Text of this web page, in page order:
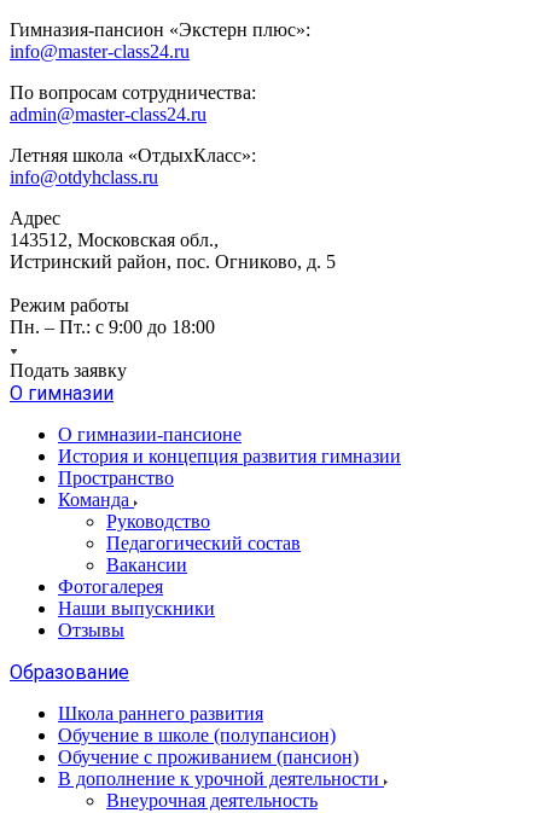
Гимназия-пансион «Экстерн плюс»:
info@master-class24.ru
По вопросам сотрудничества:
admin@master-class24.ru
Летняя школа «ОтдыхКласс»:
info@otdyhclass.ru
Адрес
143512, Московская обл.,
Истринский район, пос. Огниково, д. 5
Режим работы
Пн. – Пт.: с 9:00 до 18:00
Подать заявку
О гимназии
О гимназии-пансионе
История и концепция развития гимназии
Пространство
Команда
Руководство
Педагогический состав
Вакансии
Фотогалерея
Наши выпускники
Отзывы
Образование
Школа раннего развития
Обучение в школе (полупансион)
Обучение с проживанием (пансион)
В дополнение к урочной деятельности
Внеурочная деятельность